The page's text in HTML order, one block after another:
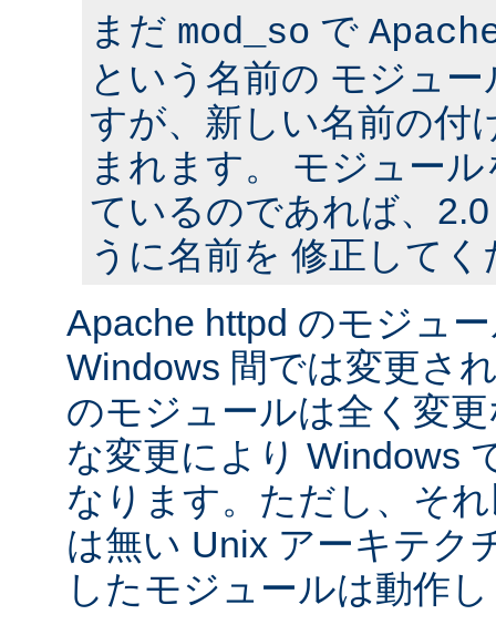
まだ mod_so で
という名前の モジュ
すが、新しい名前の付
まれます。 モジュー
ているのであれば、
うに名前を 修正して
Apache httpd のモジュ
Windows 間では変更さ
のモジュールは全く変
な変更により Windows
なります。ただし、そ
は無い Unix アーキテク
したモジュールは動作